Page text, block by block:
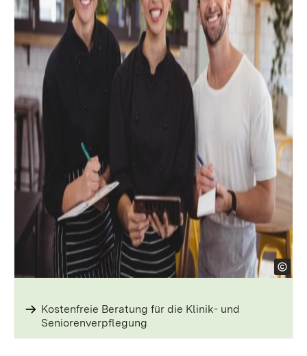
Kostenfreie Beratung für die Klinik- und
Seniorenverpflegung